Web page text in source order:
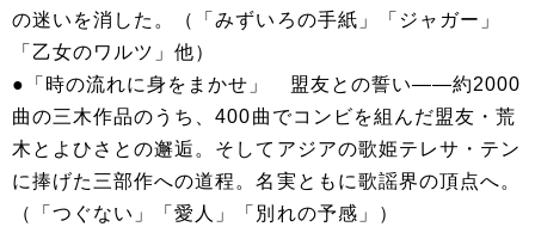
の迷いを消した。（「みずいろの手紙」「ジャガー」
「乙女のワルツ」他）
●「時の流れに身をまかせ」 盟友との誓い――約2000
曲の三木作品のうち、400曲でコンビを組んだ盟友・荒
木とよひさとの邂逅。そしてアジアの歌姫テレサ・テン
に捧げた三部作への道程。名実ともに歌謡界の頂点へ。
（「つぐない」「愛人」「別れの予感」）